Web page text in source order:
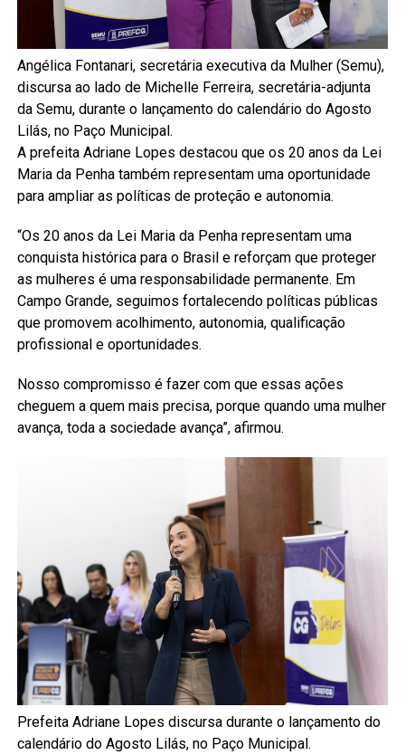
Angélica Fontanari, secretária executiva da Mulher (Semu),
discursa ao lado de Michelle Ferreira, secretária-adjunta
da Semu, durante o lançamento do calendário do Agosto
Lilás, no Paço Municipal.
A prefeita Adriane Lopes destacou que os 20 anos da Lei
Maria da Penha também representam uma oportunidade
para ampliar as políticas de proteção e autonomia.
“Os 20 anos da Lei Maria da Penha representam uma
conquista histórica para o Brasil e reforçam que proteger
as mulheres é uma responsabilidade permanente. Em
Campo Grande, seguimos fortalecendo políticas públicas
que promovem acolhimento, autonomia, qualificação
profissional e oportunidades.
Nosso compromisso é fazer com que essas ações
cheguem a quem mais precisa, porque quando uma mulher
avança, toda a sociedade avança”, afirmou.
Prefeita Adriane Lopes discursa durante o lançamento do
calendário do Agosto Lilás, no Paço Municipal.